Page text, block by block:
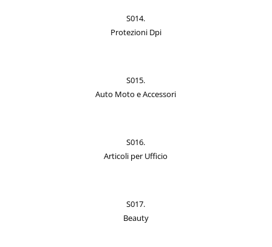
S014.
Protezioni Dpi
S015.
Auto Moto e Accessori
S016.
Articoli per Ufficio
S017.
Beauty